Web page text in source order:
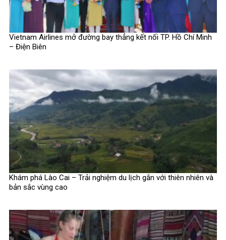
Vietnam Airlines mở đường bay thẳng kết nối TP. Hồ Chí Minh
– Điện Biên
Khám phá Lào Cai – Trải nghiệm du lịch gắn với thiên nhiên và
bản sắc vùng cao